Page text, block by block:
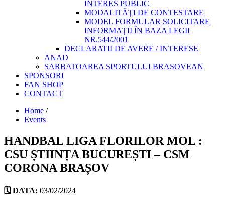
INTERES PUBLIC
MODALITĂŢI DE CONTESTARE
MODEL FORMULAR SOLICITARE
INFORMAŢII ÎN BAZA LEGII
NR.544/2001
DECLARATII DE AVERE / INTERESE
ANAD
SARBATOAREA SPORTULUI BRASOVEAN
SPONSORI
FAN SHOP
CONTACT
Home /
Events
HANDBAL LIGA FLORILOR MOL :
CSU ȘTIINȚA BUCUREȘTI – CSM
CORONA BRAȘOV
🗓️ DATA: 03/02/2024